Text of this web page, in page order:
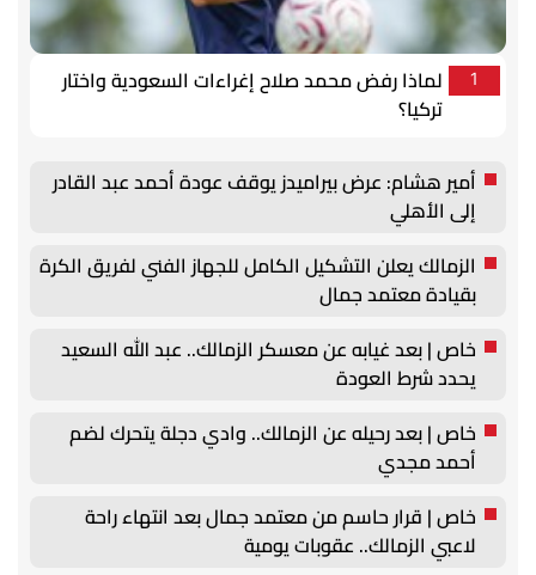
1
لماذا رفض محمد صلاح إغراءات السعودية واختار
تركيا؟
أمير هشام: عرض بيراميدز يوقف عودة أحمد عبد القادر
إلى الأهلي
الزمالك يعلن التشكيل الكامل للجهاز الفني لفريق الكرة
بقيادة معتمد جمال
خاص | بعد غيابه عن معسكر الزمالك.. عبد الله السعيد
يحدد شرط العودة
خاص | بعد رحيله عن الزمالك.. وادي دجلة يتحرك لضم
أحمد مجدي
خاص | قرار حاسم من معتمد جمال بعد انتهاء راحة
لاعبي الزمالك.. عقوبات يومية